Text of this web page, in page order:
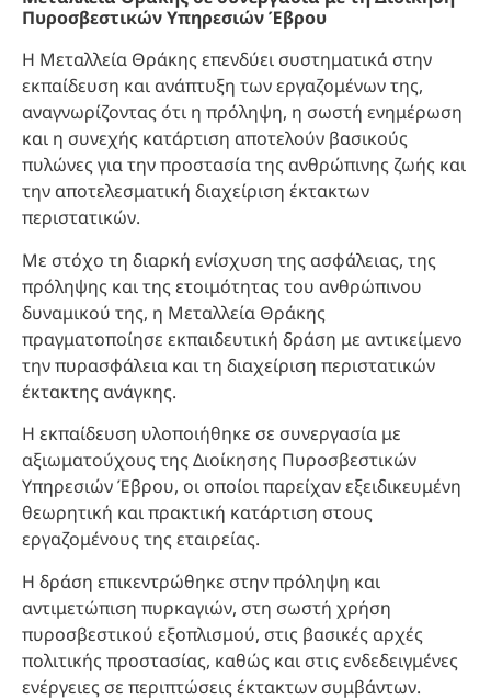
Πυροσβεστικών Υπηρεσιών Έβρου
Η Μεταλλεία Θράκης επενδύει συστηματικά στην
εκπαίδευση και ανάπτυξη των εργαζομένων της,
αναγνωρίζοντας ότι η πρόληψη, η σωστή ενημέρωση
και η συνεχής κατάρτιση αποτελούν βασικούς
πυλώνες για την προστασία της ανθρώπινης ζωής και
την αποτελεσματική διαχείριση έκτακτων
περιστατικών.
Με στόχο τη διαρκή ενίσχυση της ασφάλειας, της
πρόληψης και της ετοιμότητας του ανθρώπινου
δυναμικού της, η Μεταλλεία Θράκης
πραγματοποίησε εκπαιδευτική δράση με αντικείμενο
την πυρασφάλεια και τη διαχείριση περιστατικών
έκτακτης ανάγκης.
Η εκπαίδευση υλοποιήθηκε σε συνεργασία με
αξιωματούχους της Διοίκησης Πυροσβεστικών
Υπηρεσιών Έβρου, οι οποίοι παρείχαν εξειδικευμένη
θεωρητική και πρακτική κατάρτιση στους
εργαζομένους της εταιρείας.
Η δράση επικεντρώθηκε στην πρόληψη και
αντιμετώπιση πυρκαγιών, στη σωστή χρήση
πυροσβεστικού εξοπλισμού, στις βασικές αρχές
πολιτικής προστασίας, καθώς και στις ενδεδειγμένες
ενέργειες σε περιπτώσεις έκτακτων συμβάντων.